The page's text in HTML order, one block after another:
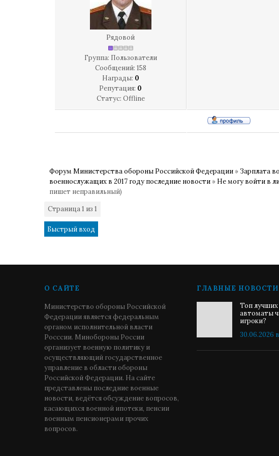
Рядовой
Группа: Пользователи
Сообщений: 158
Награды: 0
Репутация: 0
Статус: Offline
Форум Министерства обороны Российской Федерации » Зарплата
военнослужащих в 2017 году последние новости » Не могу войти в
пишет неправильный)
Страница1 из 1
О САЙТЕ
Министерство обороны Российской
Федерации является федеральным
органом исполнительной власти
Росссии. Минобороны России
организует военную политику и
осуществляющий государственное
управление в области обороны
Российской Федерации. На сайте
представлены последние военные
новости, ведётся обсуждение вопросов,
касающихся военной ипотеки, пенсии
военным пенсионерами прочих
вопросов.
ГЛАВНЫЕ НОВОСТИ
Топ лучших
автоматы
игроки?
30.06.2026